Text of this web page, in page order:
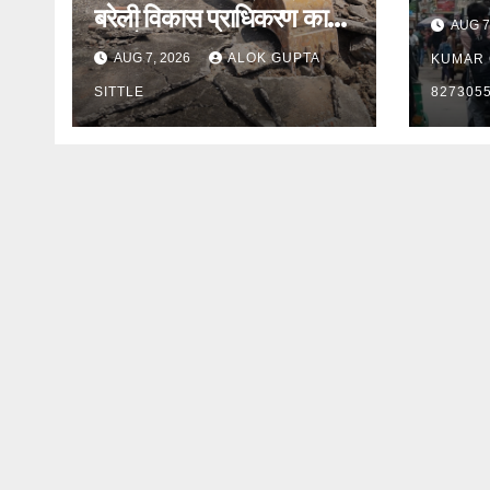
बरेली विकास प्राधिकरण का
बुलडोजर..
AUG 7, 2026 ALOK GUPTA
SITTLE
पर
रहाAUG
KUMAR